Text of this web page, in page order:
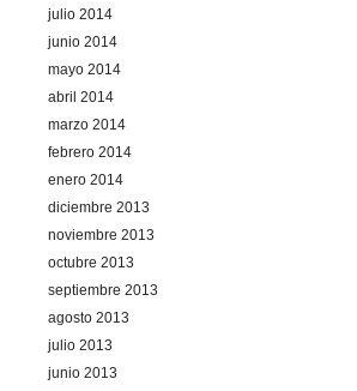
julio 2014
junio 2014
mayo 2014
abril 2014
marzo 2014
febrero 2014
enero 2014
diciembre 2013
noviembre 2013
octubre 2013
septiembre 2013
agosto 2013
julio 2013
junio 2013